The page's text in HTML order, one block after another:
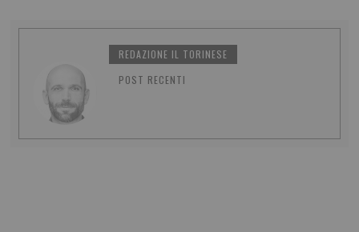
REDAZIONE IL TORINESE
POST RECENTI